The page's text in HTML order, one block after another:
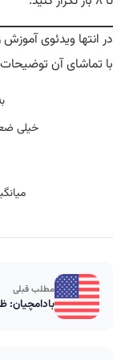
در انتها ویدئوی آموزش
با تماشای آن
خیلی
مطلب قبلی
بادامچیان: